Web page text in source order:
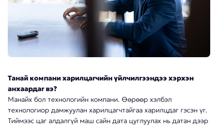
Танай компани харилцагчийн үйлчилгээндээ хэрхэн
анхаардаг вэ?
Манайх бол технологийн компани. Өөрөөр хэлбэл
технологиор дамжуулан харилцагчтайгаа харилцдаг гэсэн үг.
Тиймээс цаг алдалгүй маш сайн дата цуглуулах нь датан дээр